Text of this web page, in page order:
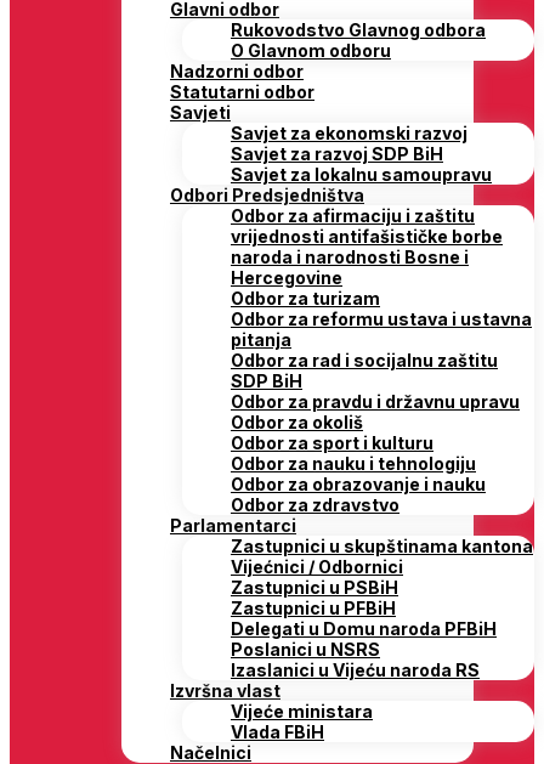
Glavni odbor
Rukovodstvo Glavnog odbora
O Glavnom odboru
Nadzorni odbor
Statutarni odbor
Savjeti
Savjet za ekonomski razvoj
Savjet za razvoj SDP BiH
Savjet za lokalnu samoupravu
Odbori Predsjedništva
Odbor za afirmaciju i zaštitu
vrijednosti antifašističke borbe
naroda i narodnosti Bosne i
Hercegovine
Odbor za turizam
Odbor za reformu ustava i ustavna
pitanja
Odbor za rad i socijalnu zaštitu
SDP BiH
Odbor za pravdu i državnu upravu
Odbor za okoliš
Odbor za sport i kulturu
Odbor za nauku i tehnologiju
Odbor za obrazovanje i nauku
Odbor za zdravstvo
Parlamentarci
Zastupnici u skupštinama kantona
Vijećnici / Odbornici
Zastupnici u PSBiH
Zastupnici u PFBiH
Delegati u Domu naroda PFBiH
Poslanici u NSRS
Izaslanici u Vijeću naroda RS
Izvršna vlast
Vijeće ministara
Vlada FBiH
Načelnici